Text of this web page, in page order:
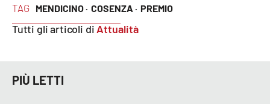
Vibo Valentia
Reggio Calabria
TAG MENDICINO · COSENZA · PREMIO
Tutti gli articoli di Attualità
PIÙ LETTI